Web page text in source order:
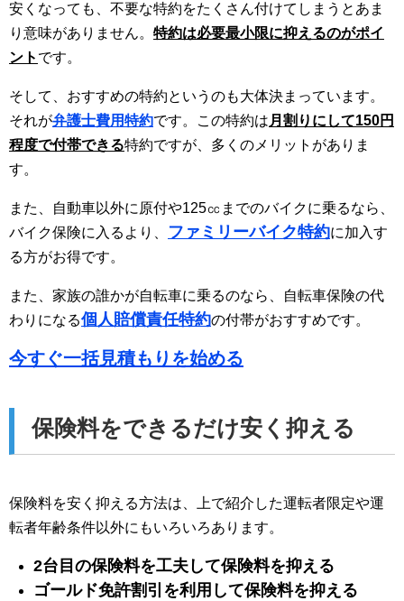
安くなっても、不要な特約をたくさん付けてしまうとあま
り意味がありません。 特約は必要最小限に抑えるのがポイ
ント です。
そして、おすすめの特約というのも大体決まっています。
それが弁護士費用特約です。この特約は 月割りにして150円
程度で付帯できる特約ですが、多くのメリットがありま
す。
また、自動車以外に原付や125㏄までのバイクに乗るなら、
バイク保険に入るより、
ファミリーバイク特約に加入す
る方がお得です。
また、家族の誰かが自転車に乗るのなら、自転車保険の代
わりになる個人賠償責任特約の付帯がおすすめです。
今すぐ一括見積もりを始める
保険料をできるだけ安く抑える
保険料を安く抑える方法は、上で紹介した運転者限定や運
転者年齢条件以外にもいろいろあります。
2台目の保険料を工夫して保険料を抑える
ゴールド免許割引を利用して保険料を抑える